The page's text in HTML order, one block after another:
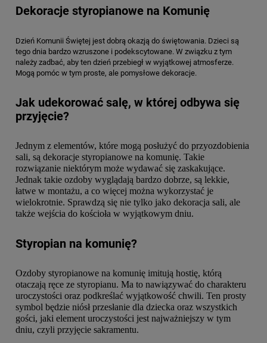
Dekoracje styropianowe na Komunię
Dzień Komunii Świętej jest dobrą okazją do świętowania. Dzieci są
tego dnia bardzo wzruszone i podekscytowane. W związku z tym
należy zadbać, aby ten dzień przebiegł w wyjątkowej atmosferze.
Mogą pomóc w tym proste, ale pomysłowe dekoracje.
Jak udekorować salę, w której odbywa się
przyjęcie?
Jednym z elementów, które mogą posłużyć do przyozdobienia
sali, są dekoracje styropianowe na komunię. Takie
rozwiązanie niektórym może wydawać się zaskakujące.
Jednak takie ozdoby wyglądają bardzo dobrze, są lekkie,
łatwe w montażu, a co więcej można wykorzystać je
wielokrotnie. Sprawdzą się nie tylko jako dekoracja sali, ale
także wejścia do kościoła w wyjątkowym dniu.
Styropian na komunię?
Ozdoby styropianowe na komunię imitują hostię, którą
otaczają ręce ze styropianu. Ma to nawiązywać do charakteru
uroczystości oraz podkreślać wyjątkowość chwili. Ten prosty
symbol będzie niósł przesłanie dla dziecka oraz wszystkich
gości, jaki element uroczystości jest najważniejszy w tym
dniu, czyli przyjęcie sakramentu.